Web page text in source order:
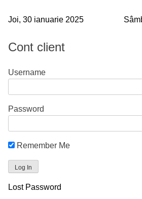
Navigare
în
Joi, 30 ianuarie 2025
Cont client
Username
Password
Remember Me
Lost Password